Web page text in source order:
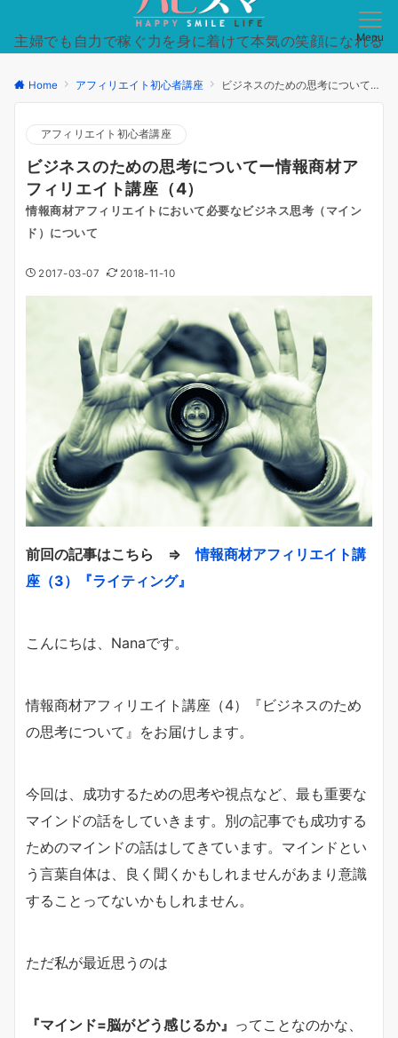
主婦でも自力で稼ぐ力を身に着けて本気の笑顔になれる
Menu
Home アフィリエイト初心者講座 ビジネスのための思考についてー情報商材アフィリエイト講座（4）
アフィリエイト初心者講座
ビジネスのための思考についてー情報商材ア
フィリエイト講座（4）
情報商材アフィリエイトにおいて必要なビジネス思考（マイン
ド）について
2017-03-07 2018-11-10
前回の記事はこちら ⇒情報商材アフィリエイト講
座（3）『ライティング』
こんにちは、Nanaです。
情報商材アフィリエイト講座（4）『ビジネスのため
の思考について』をお届けします。
今回は、成功するための思考や視点など、最も重要な
マインドの話をしていきます。別の記事でも成功する
ためのマインドの話はしてきています。マインドとい
う言葉自体は、良く聞くかもしれませんがあまり意識
することってないかもしれません。
ただ私が最近思うのは
『マインド=脳がどう感じるか』 ってことなのかな、